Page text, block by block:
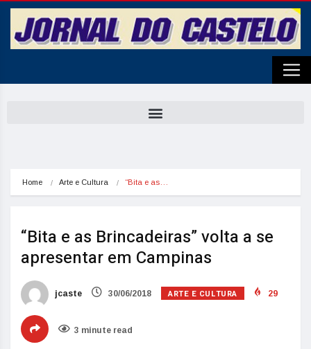
Home Arte e Cultura “Bita e as…
“Bita e as Brincadeiras” volta a se
apresentar em Campinas
jcaste 30/06/2018 ARTE E CULTURA 29
3 minute read